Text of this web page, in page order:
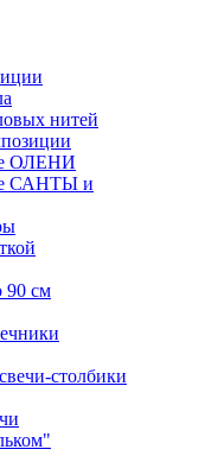
нитей
ОЛЕНИ
САНТЫ и
90 см
столбики